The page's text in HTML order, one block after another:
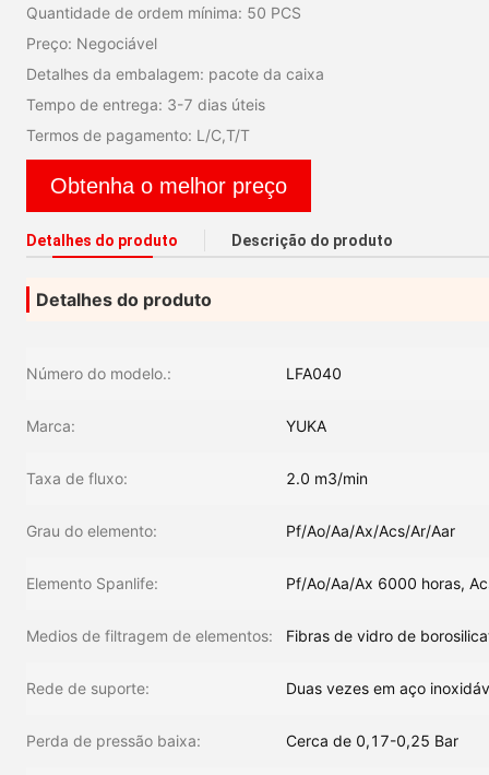
Quantidade de ordem mínima: 50 PCS
Preço: Negociável
Detalhes da embalagem: pacote da caixa
Tempo de entrega: 3-7 dias úteis
Termos de pagamento: L/C,T/T
Obtenha o melhor preço
Detalhes do produto Descrição do produto
Detalhes do produto
Número do modelo.: LFA040
Marca: YUKA
Taxa de fluxo: 2.0 m3/min
Grau do elemento: Pf/Ao/Aa/Ax/Acs/Ar/Aar
Elemento Spanlife: Pf/Ao/Aa/Ax 6000 horas,
Medios de filtragem de elementos: Fibras de vidro de
Rede de suporte: Duas vezes em aço
Perda de pressão baixa: Cerca de 0,17-0,25 Bar